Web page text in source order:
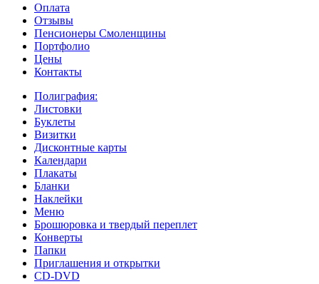
Оплата
Отзывы
Пенсионеры Смоленщины
Портфолио
Цены
Контакты
Полиграфия:
Листовки
Буклеты
Визитки
Дисконтные карты
Календари
Плакаты
Бланки
Наклейки
Меню
Брошюровка и твердый переплет
Конверты
Папки
Приглашения и открытки
CD-DVD